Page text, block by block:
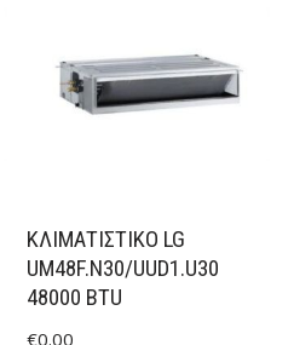
ΚΛΙΜΑΤΙΣΤΙΚΟ LG
UM48F.N30/UUD1.U30
48000 BTU
€0.00